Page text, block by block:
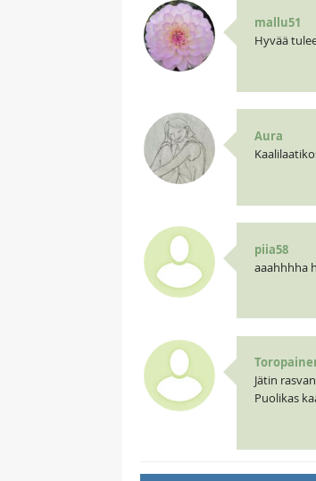
mallu51
Hyvää
Aura
piia58
aaahhhha
Jätin
Puolikas